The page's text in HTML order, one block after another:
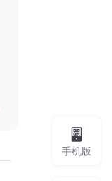
手机版